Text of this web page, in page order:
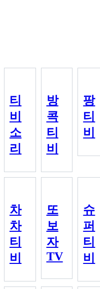
티
비
소
리
방
콕
티
비
팡
티
비
차
차
티
비
또
보
자
TV
슈
퍼
티
비